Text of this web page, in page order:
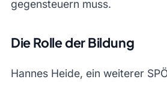
gegensteuern muss.
Die Rolle der Bildung
Hannes Heide, ein weiterer